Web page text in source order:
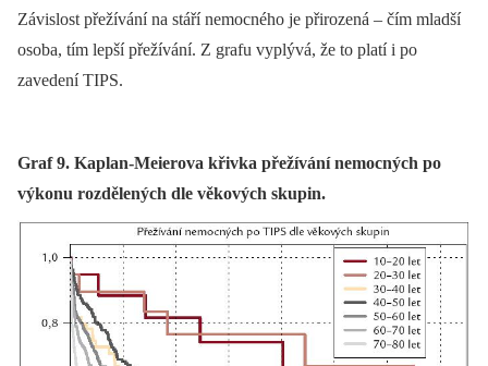
Závislost přežívání na stáří nemocného je přirozená –⁠ čím mladší
osoba, tím lepší přežívání. Z grafu vyplývá, že to platí i po
zavedení TIPS.
Graf 9. Kaplan-Meierova křivka přežívání nemocných po
výkonu rozdělených dle věkových skupin.